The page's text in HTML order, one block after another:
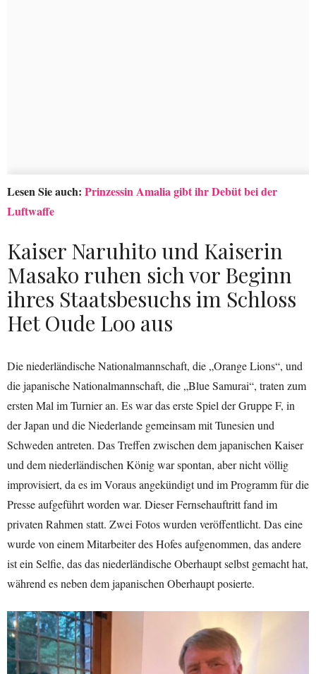
Lesen Sie auch: Prinzessin Amalia gibt ihr Debüt bei der
Luftwaffe
Kaiser Naruhito und Kaiserin
Masako ruhen sich vor Beginn
ihres Staatsbesuchs im Schloss
Het Oude Loo aus
Die niederländische Nationalmannschaft, die „Orange Lions“, und
die japanische Nationalmannschaft, die „Blue Samurai“, traten zum
ersten Mal im Turnier an. Es war das erste Spiel der Gruppe F, in
der Japan und die Niederlande gemeinsam mit Tunesien und
Schweden antreten. Das Treffen zwischen dem japanischen Kaiser
und dem niederländischen König war spontan, aber nicht völlig
improvisiert, da es im Voraus angekündigt und im Programm für die
Presse aufgeführt worden war. Dieser Fernsehauftritt fand im
privaten Rahmen statt. Zwei Fotos wurden veröffentlicht. Das eine
wurde von einem Mitarbeiter des Hofes aufgenommen, das andere
ist ein Selfie, das das niederländische Oberhaupt selbst gemacht hat,
während es neben dem japanischen Oberhaupt posierte.